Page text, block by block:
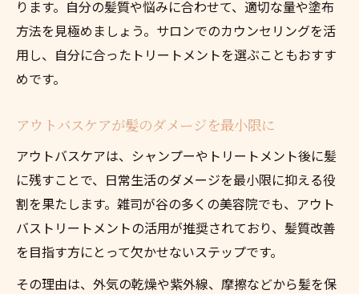
ります。自分の髪質や悩みに合わせて、適切な量や塗布
方法を見極めましょう。サロンでのカウンセリングを活
用し、自分に合ったトリートメントを選ぶこともおすす
めです。
アウトバスケアが髪のダメージを最小限に
アウトバスケアは、シャンプーやトリートメント後に髪
に残すことで、日常生活のダメージを最小限に抑える役
割を果たします。雑司が谷の多くの美容院でも、アウト
バストリートメントの活用が推奨されており、髪質改善
を目指す方にとって欠かせないステップです。
その理由は、外気の乾燥や紫外線、摩擦などから髪を保